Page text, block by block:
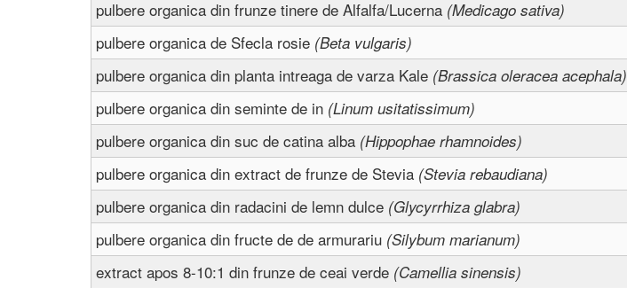
pulbere organica din frunze tinere de Alfalfa/Lucerna (Medicago sativa)
pulbere organica de Sfecla rosie (Beta vulgaris)
pulbere organica din planta intreaga de varza Kale (Brassica oleracea acephala)
pulbere organica din seminte de in (Linum usitatissimum)
pulbere organica din suc de catina alba (Hippophae rhamnoides)
pulbere organica din extract de frunze de Stevia (Stevia rebaudiana)
pulbere organica din radacini de lemn dulce (Glycyrrhiza glabra)
pulbere organica din fructe de de armurariu (Silybum marianum)
extract apos 8-10:1 din frunze de ceai verde (Camellia sinensis)